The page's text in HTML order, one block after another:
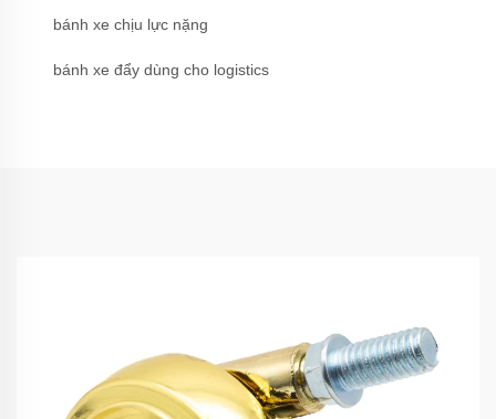
bánh xe chịu lực nặng
bánh xe đẩy dùng cho logistics